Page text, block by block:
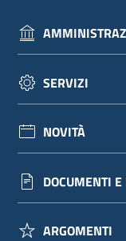
SERVIZI
NOVITÀ
DOCUMENTI E
ARGOMENTI